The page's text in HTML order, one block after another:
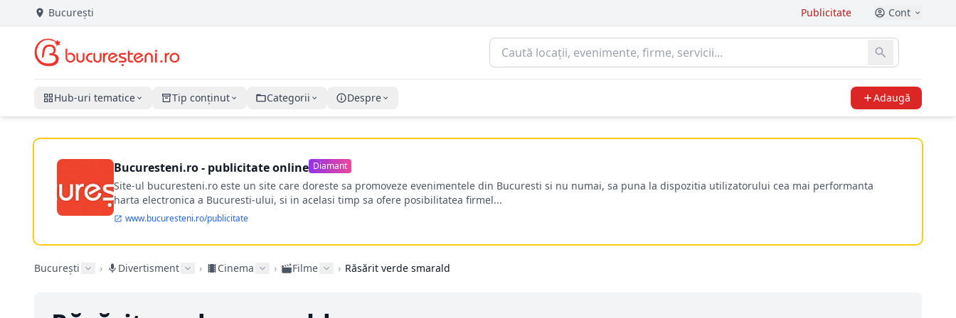
București Publicitate Cont
Hub-uri tematice Tip conținut Categorii Despre Adaugă
Bucuresteni.ro - publicitate online Diamant
Site-ul bucuresteni.ro este un site care doreste sa promoveze evenimentele din Bucuresti si nu numai, sa puna la dispozitia utilizatorului cea mai performanta
harta electronica a Bucuresti-ului, si in acelasi timp sa ofere posibilitatea firmel...
www.bucuresteni.ro/publicitate
București › Divertisment › Cinema › Filme › Răsărit verde smarald